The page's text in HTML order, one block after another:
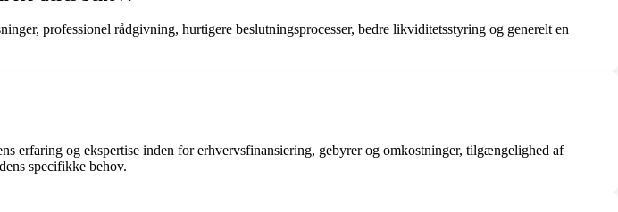
professionel rådgivning, hurtigere beslutningsprocesser, bedre likviditetsstyring og generelt en
erfaring og ekspertise inden for erhvervsfinansiering, gebyrer og omkostninger, tilgængelighed af
specifikke behov.